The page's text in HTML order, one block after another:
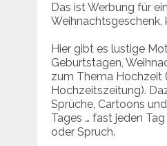
Das ist Werbung für
Weihnachtsgeschenk,
Hier gibt es lustige
Geburtstagen,
zum Thema Hochzeit
Hochzeitszeitung).
Sprüche, Cartoons
Tages … fast jeden
oder Spruch.